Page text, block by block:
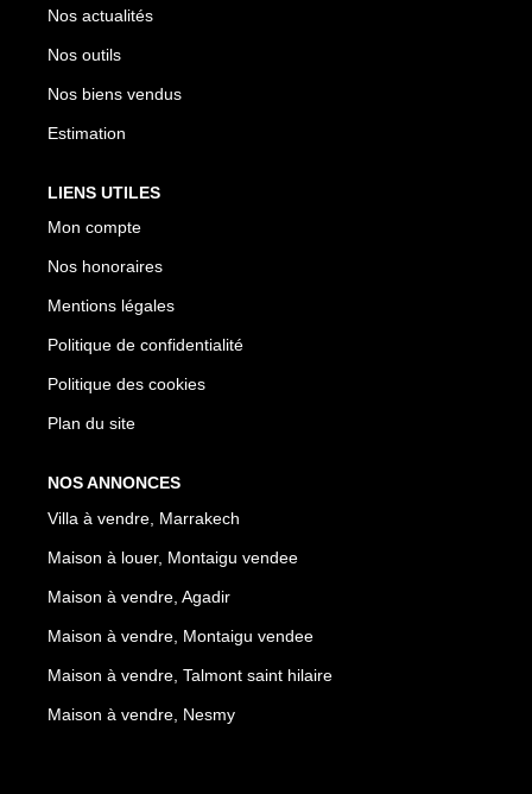
Nos actualités
Nos outils
Nos biens vendus
Estimation
LIENS UTILES
Mon compte
Nos honoraires
Mentions légales
Politique de confidentialité
Politique des cookies
Plan du site
NOS ANNONCES
Villa à vendre, Marrakech
Maison à louer, Montaigu vendee
Maison à vendre, Agadir
Maison à vendre, Montaigu vendee
Maison à vendre, Talmont saint hilaire
Maison à vendre, Nesmy